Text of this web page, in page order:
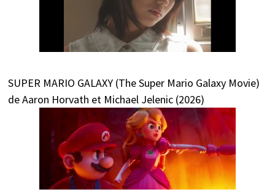
SUPER MARIO GALAXY (The Super Mario Galaxy Movie)
de Aaron Horvath et Michael Jelenic (2026)